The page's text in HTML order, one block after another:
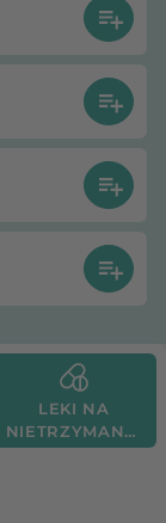
LEKI NA
NIETRZYMANIE
MOCZU